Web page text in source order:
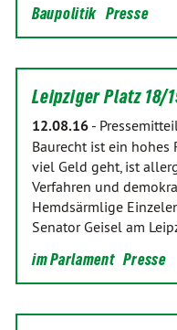
Baupolitik Presse
Leipziger Platz 18/
12.08.16 -
Baurecht ist ein hohes
viel Geld geht, ist
Verfahren und
Hemdsärmlige
Senator Geisel am
im Parlament Presse